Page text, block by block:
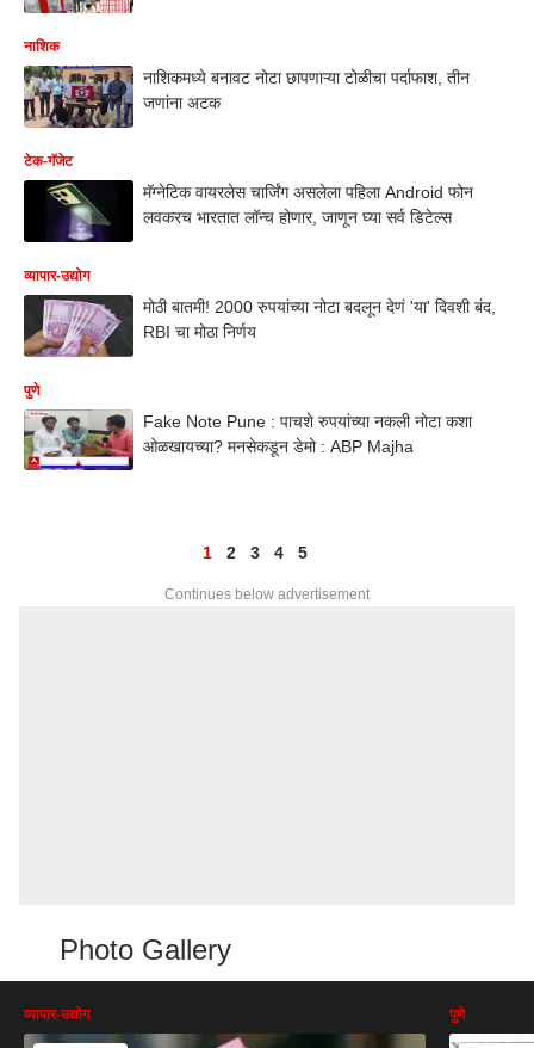
नाशिक
नाशिकमध्ये बनावट नोटा छापणाऱ्या टोळीचा पर्दाफाश, तीन
जणांना अटक
टेक-गॅजेट
मॅग्नेटिक वायरलेस चार्जिंग असलेला पहिला Android फोन
लवकरच भारतात लॉन्च होणार, जाणून घ्या सर्व डिटेल्स
व्यापार-उद्योग
मोठी बातमी! 2000 रुपयांच्या नोटा बदलून देणं 'या' दिवशी बंद,
RBI चा मोठा निर्णय
पुणे
Fake Note Pune : पाचशे रुपयांच्या नकली नोटा कशा
ओळखायच्या? मनसेकडून डेमो : ABP Majha
1 2 3 4 5
Continues below advertisement
Photo Gallery
व्यापार-उद्योग पुणे